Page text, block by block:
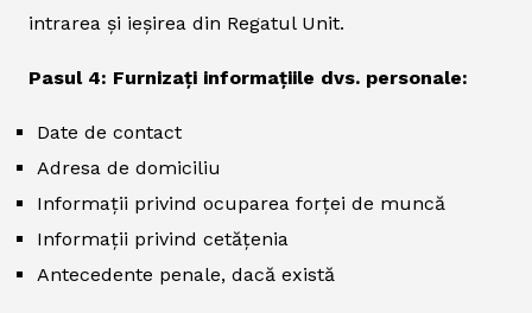
intrarea și ieșirea din Regatul Unit.
Pasul 4: Furnizați informațiile dvs. personale:
Date de contact
Adresa de domiciliu
Informații privind ocuparea forței de muncă
Informații privind cetățenia
Antecedente penale, dacă există